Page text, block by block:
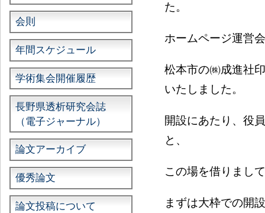
た。
ホームページ運営
松本市の㈱成進社
いたしました。
開設にあたり、役
と、
この場を借りまし
まずは大枠での開
会則
年間スケジュール
学術集会開催履歴
長野県透析研究会誌
（電子ジャーナル）
論文アーカイブ
優秀論文
論文投稿について